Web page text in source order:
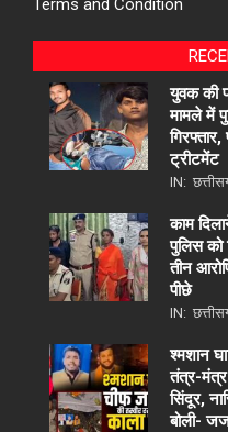
Terms and Condition
युवक की
मामले में
ट्रीटमेंट
IN:
काम
पुलिस को
तीन
पीछे
IN:
श्मशान
तंत्र-मंत्र
सिंदूर,
बोली- जज